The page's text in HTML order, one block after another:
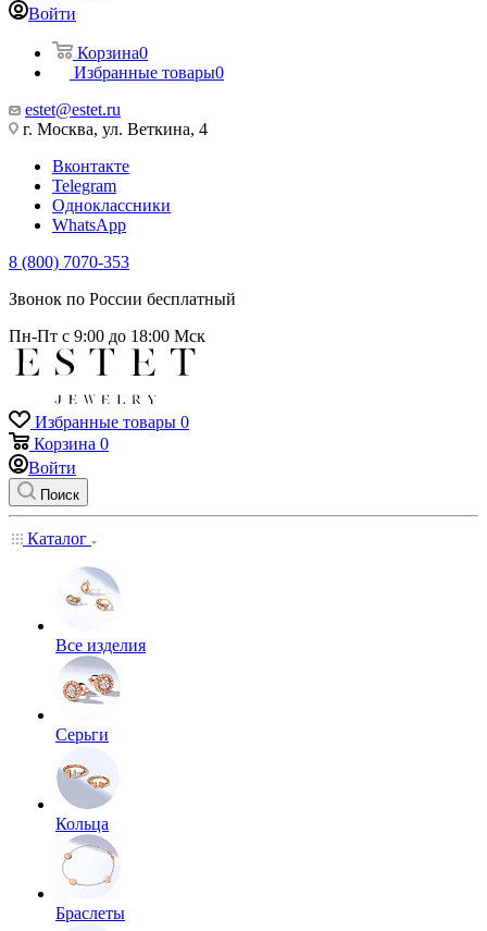
Войти
Корзина0
Избранные товары0
estet@estet.ru
г. Москва, ул. Веткина, 4
Вконтакте
Telegram
Одноклассники
WhatsApp
8 (800) 7070-353
Звонок по России бесплатный
Пн-Пт с 9:00 до 18:00 Мск
Избранные товары 0
Корзина 0
Войти
Поиск
Каталог
Все изделия
Серьги
Кольца
Браслеты